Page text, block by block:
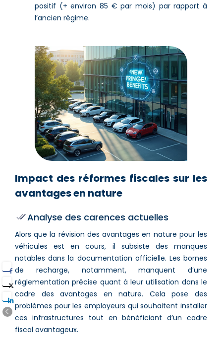
positif (+ environ 85 € par mois) par rapport à
l’ancien régime.
Impact des réformes fiscales sur les
avantages en nature
Analyse des carences actuelles
Alors que la révision des avantages en nature pour les
véhicules est en cours, il subsiste des manques
notables dans la documentation officielle. Les bornes
de recharge, notamment, manquent d’une
réglementation précise quant à leur utilisation dans le
cadre des avantages en nature. Cela pose des
problèmes pour les employeurs qui souhaitent installer
ces infrastructures tout en bénéficiant d’un cadre
fiscal avantageux.